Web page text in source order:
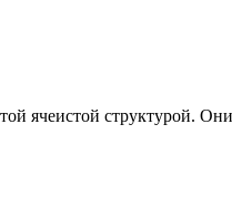
ячеистой структурой.